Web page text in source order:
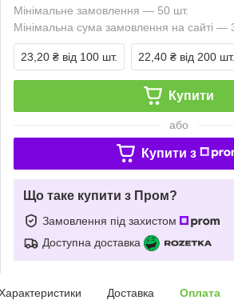
Мінімальне замовлення — 50 шт.
Мінімальна сума замовлення на сайті —
23,20 ₴ від 100 шт. 22,40 ₴ від 200 шт.
Купити
або
Купити з
Що таке купити з Пром?
Замовлення під захистом
Доступна доставка
Доставка Оплата